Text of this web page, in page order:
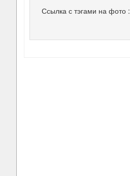
Ссылка с тэгами на фото :